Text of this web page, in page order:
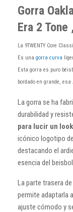
Gorra
Era 2
La 9TWENTY Core
Es una gorra curva
Esta gorra es puro
bordado en grande,
La gorra se ha
durabilidad y
para lucir un
icónico logotipo
destacando el
esencia del
La parte trasera
permite adaptarla
ajuste cómodo y